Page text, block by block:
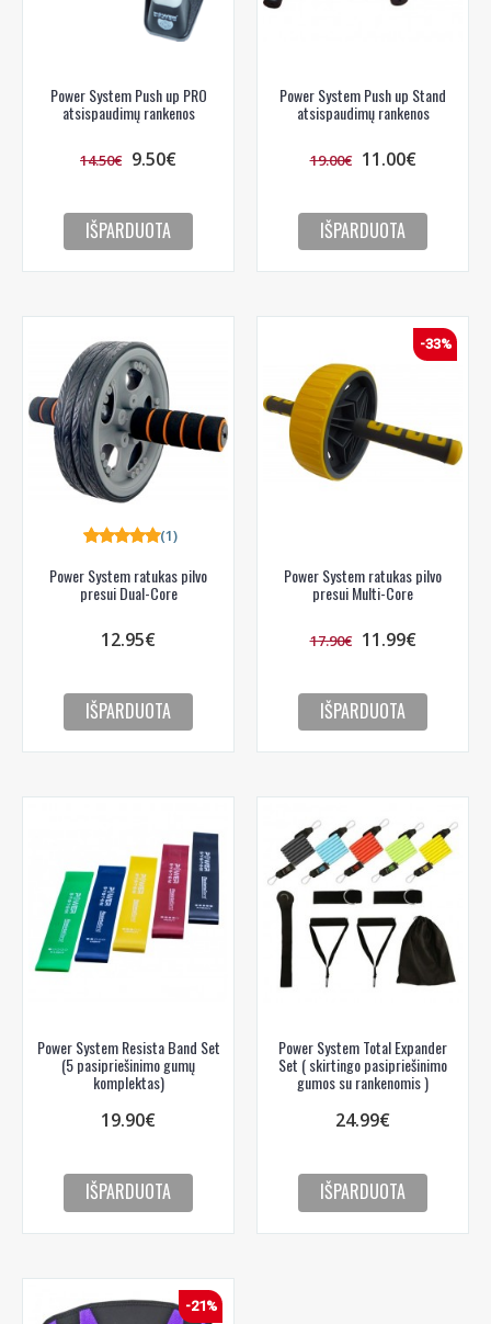
Power System Push up PRO
atsispaudimų rankenos
14.50€ 9.50€
IŠPARDUOTA
Power System Push up Stand
atsispaudimų rankenos
19.00€ 11.00€
IŠPARDUOTA
Power System ratukas pilvo
presui Dual-Core
(1)
12.95€
IŠPARDUOTA
-33%
Power System ratukas pilvo
presui Multi-Core
17.90€ 11.99€
IŠPARDUOTA
Power System Resista Band Set
(5 pasipriešinimo gumų
komplektas)
19.90€
IŠPARDUOTA
Power System Total Expander
Set ( skirtingo pasipriešinimo
gumos su rankenomis )
24.99€
IŠPARDUOTA
-21%